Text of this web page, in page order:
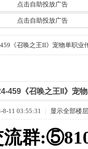
点击自助投放广告
点击自助投放广告
《召唤之王II》宠物单职业
459《召唤之王II》宠
8-11 03:55:31 | 显示全部楼层
群